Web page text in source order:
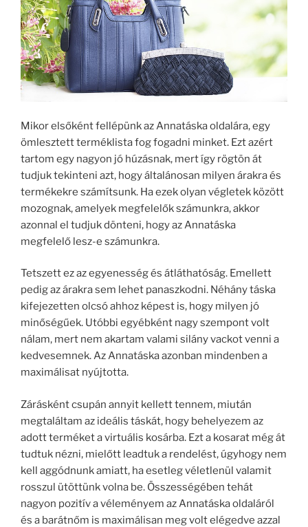
Mikor elsőként fellépünk az Annatáska oldalára, egy
ömlesztett terméklista fog fogadni minket. Ezt azért
tartom egy nagyon jó húzásnak, mert így rögtön át
tudjuk tekinteni azt, hogy általánosan milyen árakra és
termékekre számítsunk. Ha ezek olyan végletek között
mozognak, amelyek megfelelők számunkra, akkor
azonnal el tudjuk dönteni, hogy az Annatáska
megfelelő lesz-e számunkra.
Tetszett ez az egyenesség és átláthatóság. Emellett
pedig az árakra sem lehet panaszkodni. Néhány táska
kifejezetten olcsó ahhoz képest is, hogy milyen jó
minőségűek. Utóbbi egyébként nagy szempont volt
nálam, mert nem akartam valami silány vackot venni a
kedvesemnek. Az Annatáska azonban mindenben a
maximálisat nyújtotta.
Zárásként csupán annyit kellett tennem, miután
megtaláltam az ideális táskát, hogy behelyezem az
adott terméket a virtuális kosárba. Ezt a kosarat még át
tudtuk nézni, mielőtt leadtuk a rendelést, úgyhogy nem
kell aggódnunk amiatt, ha esetleg véletlenül valamit
rosszul ütöttünk volna be. Összességében tehát
nagyon pozitív a véleményem az Annatáska oldaláról
és a barátnőm is maximálisan meg volt elégedve azzal